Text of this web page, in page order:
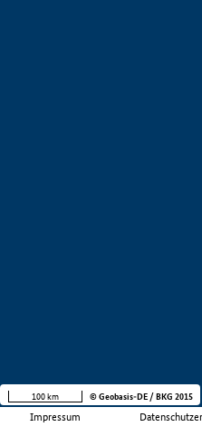
Impressum
100 km © Geobasis-DE / BKG 2015